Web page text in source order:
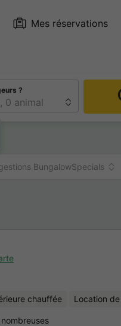
Mes réservations
?
BungalowSpecials
chauffée Location